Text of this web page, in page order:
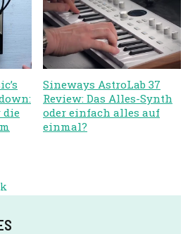
die
Sineways AstroLab 37
Review: Das Alles-Synth
oder einfach alles auf
einmal?